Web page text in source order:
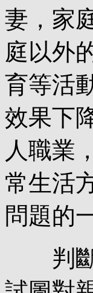
妻，家
庭以外
育等活
效果下
人職業
常生活
問題的
判斷